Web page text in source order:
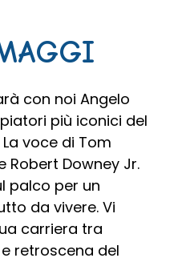
con noi Angelo
più iconici del
voce di Tom
Robert Downey Jr.
palco per un
da vivere. Vi
carriera tra
retroscena del